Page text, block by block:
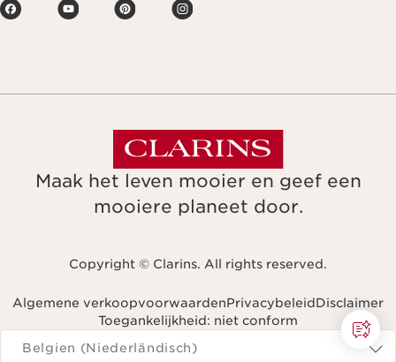
Maak het leven mooier en geef een
mooiere planeet door.
Copyright © Clarins. All rights reserved.
Algemene verkoopvoorwaardenPrivacybeleidDisclaimer
Toegankelijkheid: niet conform
Navigeren naar
Belgien (Niederländisch)